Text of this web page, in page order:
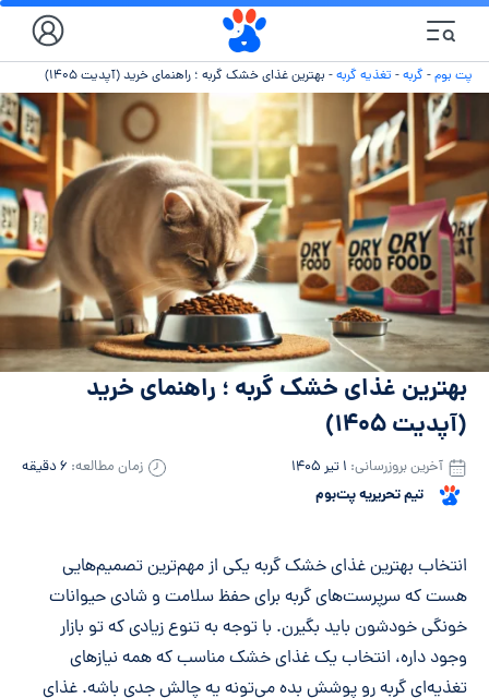
پت بوم-گربه- تغذیه گربه- بهترین غذای خشک گربه ؛ راهنمای خرید (آپدیت ۱۴۰۵)
بهترین غذای خشک گربه ؛ راهنمای خرید
(آپدیت ۱۴۰۵)
تیم تحریریه پت‌بوم
آخرین بروزرسانی: ۱ تیر ۱۴۰۵ زمان مطالعه: ۶ دقیقه
خلاصه مقاله
انتخاب بهترین غذای خشک گربه یکی از مهم‌ترین تصمیم‌هایی
هست که سرپرست‌های گربه برای حفظ سلامت و شادی حیوانات
خونگی خودشون باید بگیرن. با توجه به تنوع زیادی که تو بازار
وجود داره، انتخاب یک غذای خشک مناسب که همه نیازهای
تغذیه‌ای گربه رو پوشش بده می‌تونه یه چالش جدی باشه. غذای